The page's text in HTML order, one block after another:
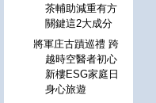
茶輔助減重有方
關鍵這2大成分
將軍庄古蹟巡禮 跨
越時空醫者初心
新樓ESG家庭日
身心旅遊